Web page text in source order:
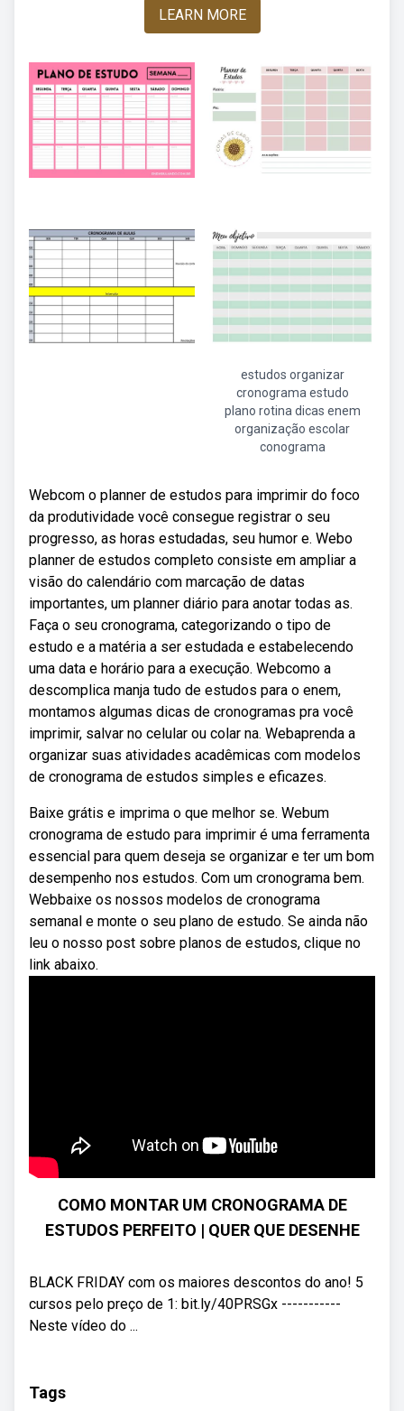
LEARN MORE
estudos organizar
cronograma estudo
plano rotina dicas enem
organização escolar
conograma
Webcom o planner de estudos para imprimir do foco
da produtividade você consegue registrar o seu
progresso, as horas estudadas, seu humor e. Webo
planner de estudos completo consiste em ampliar a
visão do calendário com marcação de datas
importantes, um planner diário para anotar todas as.
Faça o seu cronograma, categorizando o tipo de
estudo e a matéria a ser estudada e estabelecendo
uma data e horário para a execução. Webcomo a
descomplica manja tudo de estudos para o enem,
montamos algumas dicas de cronogramas pra você
imprimir, salvar no celular ou colar na. Webaprenda a
organizar suas atividades acadêmicas com modelos
de cronograma de estudos simples e eficazes.
Baixe grátis e imprima o que melhor se. Webum
cronograma de estudo para imprimir é uma ferramenta
essencial para quem deseja se organizar e ter um bom
desempenho nos estudos. Com um cronograma bem.
Webbaixe os nossos modelos de cronograma
semanal e monte o seu plano de estudo. Se ainda não
leu o nosso post sobre planos de estudos, clique no
link abaixo.
COMO MONTAR UM CRONOGRAMA DE
ESTUDOS PERFEITO | QUER QUE DESENHE
BLACK FRIDAY com os maiores descontos do ano! 5
cursos pelo preço de 1: bit.ly/40PRSGx -----------
Neste vídeo do ...
Tags